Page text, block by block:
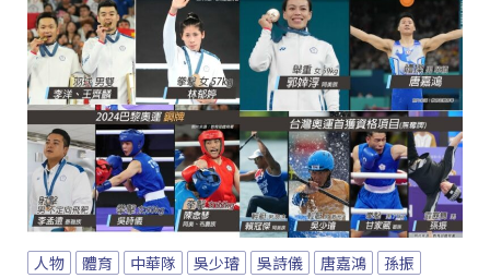
人物 體育 中華隊 吳少璿 吳詩儀 唐嘉鴻
孫振